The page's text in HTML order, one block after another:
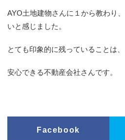
AYO土地建物さんに１から教わり
いと感じました。
とても印象的に残っていることは
安心できる不動産会社さんです。
Facebook